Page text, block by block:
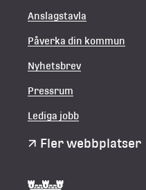
Anslagstavla
Påverka din kommun
Nyhetsbrev
Pressrum
Lediga jobb
Fler webbplatser